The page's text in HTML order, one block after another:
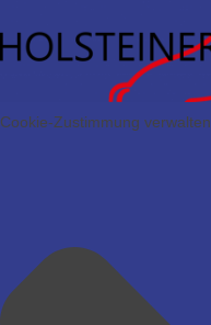
Cookie-Zustimmung verwalten